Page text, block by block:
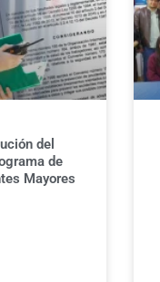
del
de
Mayores